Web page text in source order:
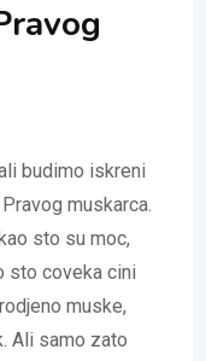
budimo iskreni
muskarca.
sto su moc,
sto coveka cini
muske,
Ali samo zato